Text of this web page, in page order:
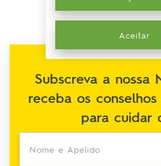
Subscreva a nossa
receba os conselhos
para cuidar
Nome e Apelido
Aceitar